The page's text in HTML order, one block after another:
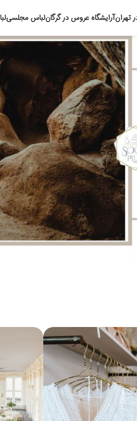
تهرانآرایشگاه عروس در گرگانلباس مجلسی